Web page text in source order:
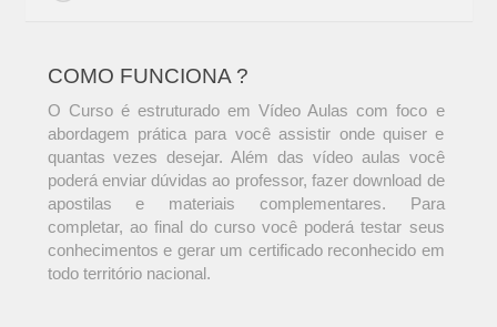
COMO FUNCIONA ?
O Curso é estruturado em Vídeo Aulas com foco e
abordagem prática para você assistir onde quiser e
quantas vezes desejar. Além das vídeo aulas você
poderá enviar dúvidas ao professor, fazer download de
apostilas e materiais complementares. Para
completar, ao final do curso você poderá testar seus
conhecimentos e gerar um certificado reconhecido em
todo território nacional.